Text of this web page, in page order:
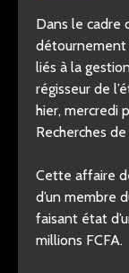
Dans le cadre
détournement
liés à la
régisseur de
hier, mercredi
Recherches
Cette affaire
d’un membre
faisant état
millions FCFA.